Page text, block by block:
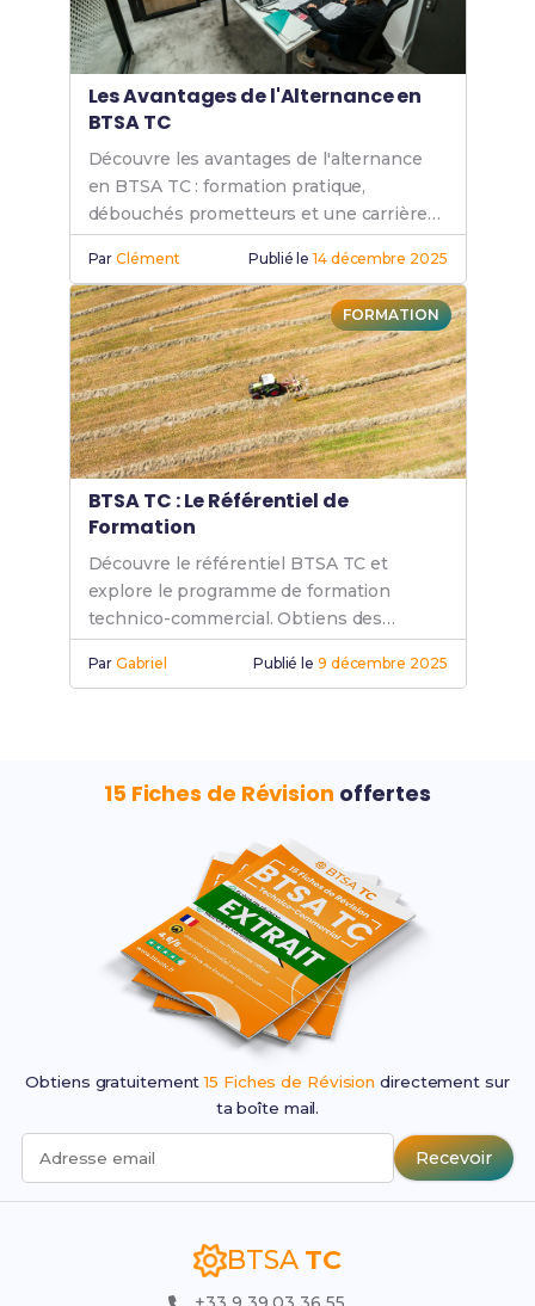
Les Avantages de l'Alternance en
BTSA TC
Découvre les avantages de l'alternance
en BTSA TC : formation pratique,
débouchés prometteurs et une carrière
en alternance dans le domaine technico-
commercial.
ParClément Publié le14 décembre 2025
FORMATION
BTSA TC : Le Référentiel de
Formation
Découvre le référentiel BTSA TC et
explore le programme de formation
technico-commercial. Obtiens des
compétences clés avec ce BTS pour
booster ta carrière.
ParGabriel Publié le 9 décembre 2025
15 Fiches de Révision offertes
Obtiens gratuitement15 Fiches de Révision directement sur
ta boîte mail.
Adresse email Recevoir
BTSA TC